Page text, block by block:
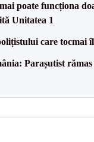
poate funcționa
Unitatea 1
care tocmai îl
Parașutist rămas